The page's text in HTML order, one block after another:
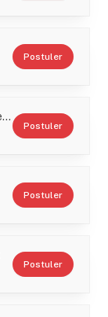
Postuler
Chauffeur Polyvalent (Permis CE) · Ronveaux
Postuler
Postuler
Postuler